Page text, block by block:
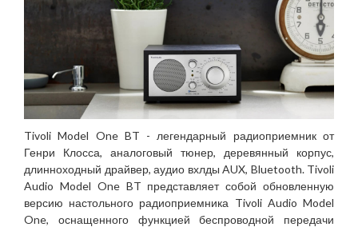
Tivoli Model One BT - легендарный радиоприемник от
Генри Клосса, аналоговый тюнер, деревянный корпус,
длинноходный драйвер, аудио вхлды AUX, Bluetooth. Tivoli
Audio Model One BT представляет собой обновленную
версию настольного радиоприемника Tivoli Audio Model
One, оснащенного функцией беспроводной передачи